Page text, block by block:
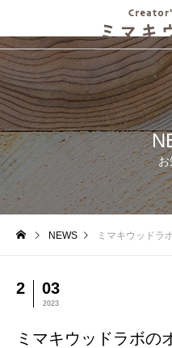
お
NEWS ミマキウッドラ
2 03
2023
ミマキウッドラボの